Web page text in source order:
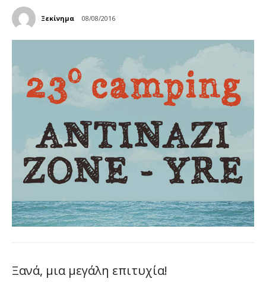
Ξεκίνημα 08/08/2016
Ξανά, μια μεγάλη επιτυχία!